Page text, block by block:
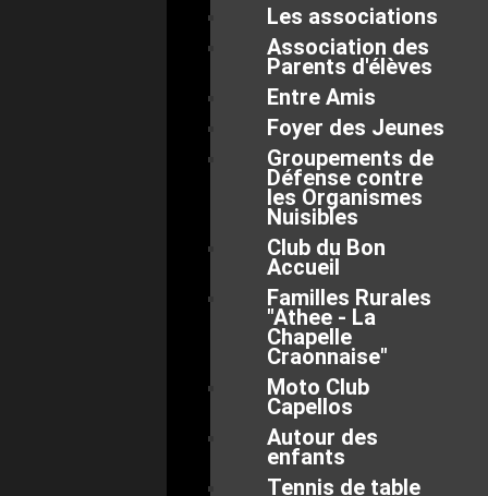
Les associations
Association des
Parents d'élèves
Entre Amis
Foyer des Jeunes
Groupements de
Défense contre
les Organismes
Nuisibles
Club du Bon
Accueil
Familles Rurales
"Athee - La
Chapelle
Craonnaise"
Moto Club
Capellos
Autour des
enfants
Tennis de table